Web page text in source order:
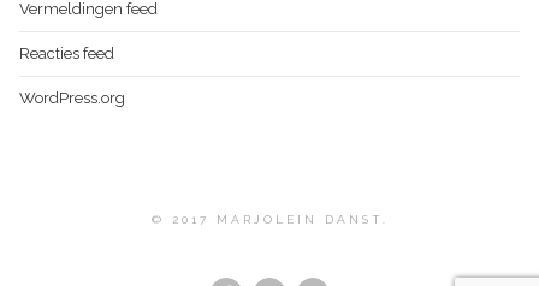
Vermeldingen feed
Reacties feed
WordPress.org
© 2017 MARJOLEIN DANST.